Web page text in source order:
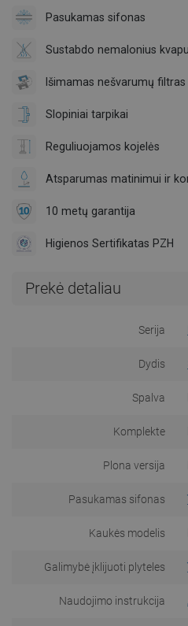
Pasukamas sifonas
Sustabdo nemalonius
Išimamas nešvarumų filtras
Slopiniai tarpikai
Reguliuojamos kojelės
Atsparumas matinimui ir
10 metų garantija
Higienos Sertifikatas PZH
Prekė detaliau
Serija
Dydis
Spalva
Komplekte
Plona versija
Pasukamas sifonas
Kaukės modelis
Galimybė įklijuoti plyteles
Naudojimo instrukcija